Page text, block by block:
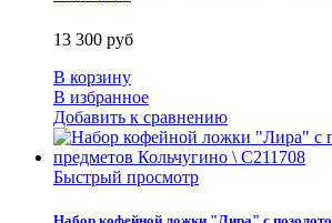
13 300 руб
В корзину
В избранное
Добавить к сравнению
Быстрый просмотр